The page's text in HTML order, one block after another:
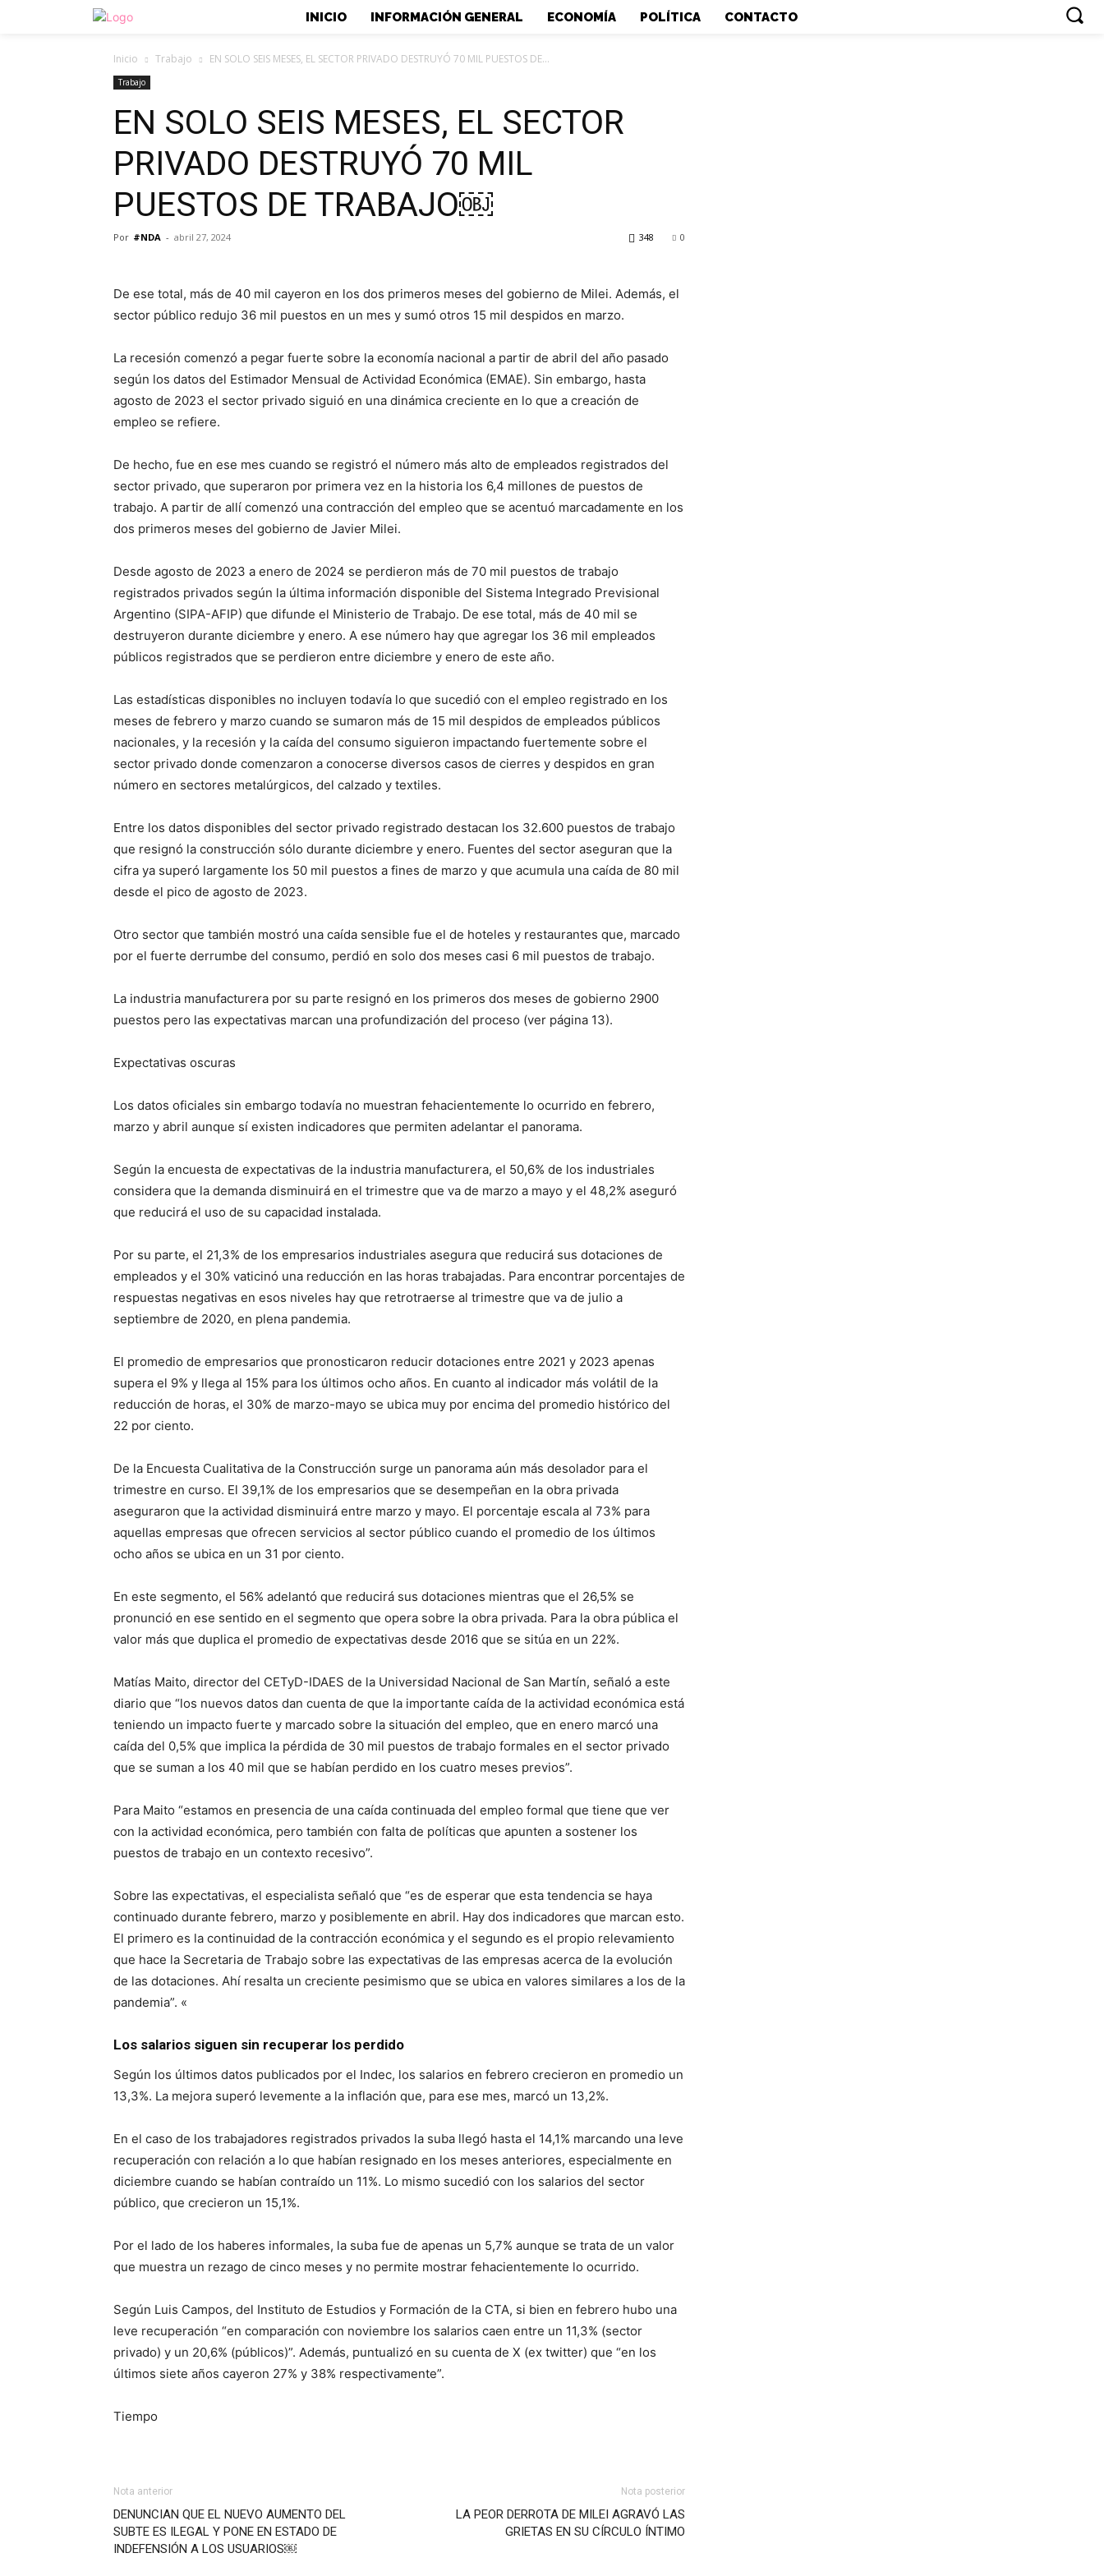
INICIO INFORMACIÓN GENERAL ECONOMÍA POLÍTICA CONTACTO
Inicio Trabajo EN SOLO SEIS MESES, EL SECTOR PRIVADO DESTRUYÓ 70 MIL PUESTOS DE...
Trabajo
EN SOLO SEIS MESES, EL SECTOR
PRIVADO DESTRUYÓ 70 MIL
PUESTOS DE TRABAJO￼
Por #NDA - abril 27, 2024 0
348
De ese total, más de 40 mil cayeron en los dos primeros meses del gobierno de Milei. Además, el
sector público redujo 36 mil puestos en un mes y sumó otros 15 mil despidos en marzo.
La recesión comenzó a pegar fuerte sobre la economía nacional a partir de abril del año pasado
según los datos del Estimador Mensual de Actividad Económica (EMAE). Sin embargo, hasta
agosto de 2023 el sector privado siguió en una dinámica creciente en lo que a creación de
empleo se refiere.
De hecho, fue en ese mes cuando se registró el número más alto de empleados registrados del
sector privado, que superaron por primera vez en la historia los 6,4 millones de puestos de
trabajo. A partir de allí comenzó una contracción del empleo que se acentuó marcadamente en los
dos primeros meses del gobierno de Javier Milei.
Desde agosto de 2023 a enero de 2024 se perdieron más de 70 mil puestos de trabajo
registrados privados según la última información disponible del Sistema Integrado Previsional
Argentino (SIPA-AFIP) que difunde el Ministerio de Trabajo. De ese total, más de 40 mil se
destruyeron durante diciembre y enero. A ese número hay que agregar los 36 mil empleados
públicos registrados que se perdieron entre diciembre y enero de este año.
Las estadísticas disponibles no incluyen todavía lo que sucedió con el empleo registrado en los
meses de febrero y marzo cuando se sumaron más de 15 mil despidos de empleados públicos
nacionales, y la recesión y la caída del consumo siguieron impactando fuertemente sobre el
sector privado donde comenzaron a conocerse diversos casos de cierres y despidos en gran
número en sectores metalúrgicos, del calzado y textiles.
Entre los datos disponibles del sector privado registrado destacan los 32.600 puestos de trabajo
que resignó la construcción sólo durante diciembre y enero. Fuentes del sector aseguran que la
cifra ya superó largamente los 50 mil puestos a fines de marzo y que acumula una caída de 80 mil
desde el pico de agosto de 2023.
Otro sector que también mostró una caída sensible fue el de hoteles y restaurantes que, marcado
por el fuerte derrumbe del consumo, perdió en solo dos meses casi 6 mil puestos de trabajo.
La industria manufacturera por su parte resignó en los primeros dos meses de gobierno 2900
puestos pero las expectativas marcan una profundización del proceso (ver página 13).
Expectativas oscuras
Los datos oficiales sin embargo todavía no muestran fehacientemente lo ocurrido en febrero,
marzo y abril aunque sí existen indicadores que permiten adelantar el panorama.
Según la encuesta de expectativas de la industria manufacturera, el 50,6% de los industriales
considera que la demanda disminuirá en el trimestre que va de marzo a mayo y el 48,2% aseguró
que reducirá el uso de su capacidad instalada.
Por su parte, el 21,3% de los empresarios industriales asegura que reducirá sus dotaciones de
empleados y el 30% vaticinó una reducción en las horas trabajadas. Para encontrar porcentajes de
respuestas negativas en esos niveles hay que retrotraerse al trimestre que va de julio a
septiembre de 2020, en plena pandemia.
El promedio de empresarios que pronosticaron reducir dotaciones entre 2021 y 2023 apenas
supera el 9% y llega al 15% para los últimos ocho años. En cuanto al indicador más volátil de la
reducción de horas, el 30% de marzo-mayo se ubica muy por encima del promedio histórico del
22 por ciento.
De la Encuesta Cualitativa de la Construcción surge un panorama aún más desolador para el
trimestre en curso. El 39,1% de los empresarios que se desempeñan en la obra privada
aseguraron que la actividad disminuirá entre marzo y mayo. El porcentaje escala al 73% para
aquellas empresas que ofrecen servicios al sector público cuando el promedio de los últimos
ocho años se ubica en un 31 por ciento.
En este segmento, el 56% adelantó que reducirá sus dotaciones mientras que el 26,5% se
pronunció en ese sentido en el segmento que opera sobre la obra privada. Para la obra pública el
valor más que duplica el promedio de expectativas desde 2016 que se sitúa en un 22%.
Matías Maito, director del CETyD-IDAES de la Universidad Nacional de San Martín, señaló a este
diario que “los nuevos datos dan cuenta de que la importante caída de la actividad económica está
teniendo un impacto fuerte y marcado sobre la situación del empleo, que en enero marcó una
caída del 0,5% que implica la pérdida de 30 mil puestos de trabajo formales en el sector privado
que se suman a los 40 mil que se habían perdido en los cuatro meses previos”.
Para Maito “estamos en presencia de una caída continuada del empleo formal que tiene que ver
con la actividad económica, pero también con falta de políticas que apunten a sostener los
puestos de trabajo en un contexto recesivo”.
Sobre las expectativas, el especialista señaló que “es de esperar que esta tendencia se haya
continuado durante febrero, marzo y posiblemente en abril. Hay dos indicadores que marcan esto.
El primero es la continuidad de la contracción económica y el segundo es el propio relevamiento
que hace la Secretaria de Trabajo sobre las expectativas de las empresas acerca de la evolución
de las dotaciones. Ahí resalta un creciente pesimismo que se ubica en valores similares a los de la
pandemia”. «
Los salarios siguen sin recuperar los perdido
Según los últimos datos publicados por el Indec, los salarios en febrero crecieron en promedio un
13,3%. La mejora superó levemente a la inflación que, para ese mes, marcó un 13,2%.
En el caso de los trabajadores registrados privados la suba llegó hasta el 14,1% marcando una leve
recuperación con relación a lo que habían resignado en los meses anteriores, especialmente en
diciembre cuando se habían contraído un 11%. Lo mismo sucedió con los salarios del sector
público, que crecieron un 15,1%.
Por el lado de los haberes informales, la suba fue de apenas un 5,7% aunque se trata de un valor
que muestra un rezago de cinco meses y no permite mostrar fehacientemente lo ocurrido.
Según Luis Campos, del Instituto de Estudios y Formación de la CTA, si bien en febrero hubo una
leve recuperación “en comparación con noviembre los salarios caen entre un 11,3% (sector
privado) y un 20,6% (públicos)”. Además, puntualizó en su cuenta de X (ex twitter) que “en los
últimos siete años cayeron 27% y 38% respectivamente”.
Tiempo
Nota anterior
DENUNCIAN QUE EL NUEVO AUMENTO DEL
SUBTE ES ILEGAL Y PONE EN ESTADO DE
INDEFENSIÓN A LOS USUARIOS￼
Nota posterior
LA PEOR DERROTA DE MILEI AGRAVÓ LAS
GRIETAS EN SU CÍRCULO ÍNTIMO